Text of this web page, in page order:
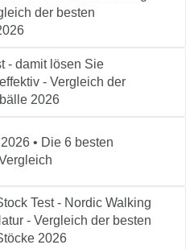
der besten
- damit lösen Sie
- Vergleich der
2026
• Die 6 besten
Test - Nordic Walking
- Vergleich der besten
2026